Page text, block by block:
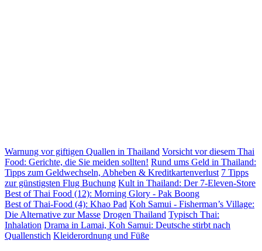
Warnung vor giftigen Quallen in Thailand Vorsicht vor diesem Thai
Food: Gerichte, die Sie meiden sollten! Rund ums Geld in Thailand:
Tipps zum Geldwechseln, Abheben & Kreditkartenverlust 7 Tipps
zur günstigsten Flug Buchung Kult in Thailand: Der 7-Eleven-Store
Best of Thai Food (12): Morning Glory - Pak Boong
Best of Thai-Food (4): Khao Pad Koh Samui - Fisherman’s Village:
Die Alternative zur Masse Drogen Thailand Typisch Thai:
Inhalation Drama in Lamai, Koh Samui: Deutsche stirbt nach
Quallenstich Kleiderordnung und Füße